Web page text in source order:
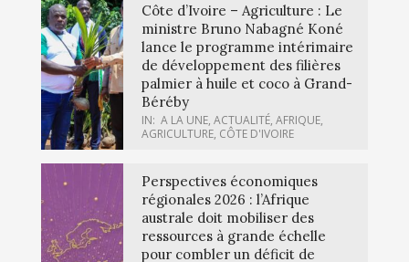
Côte d’Ivoire – Agriculture : Le
ministre Bruno Nabagné Koné
lance le programme intérimaire
de développement des filières
palmier à huile et coco à Grand-
Béréby
IN: A LA UNE, ACTUALITÉ, AFRIQUE,
AGRICULTURE, CÔTE D'IVOIRE
Perspectives économiques
régionales 2026 : l’Afrique
australe doit mobiliser des
ressources à grande échelle
pour combler un déficit de